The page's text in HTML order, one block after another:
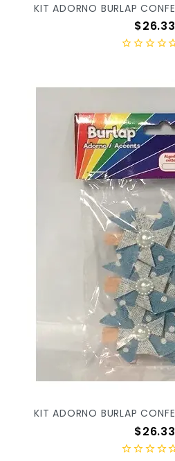
Precio
$26.33
Precio
$26.33